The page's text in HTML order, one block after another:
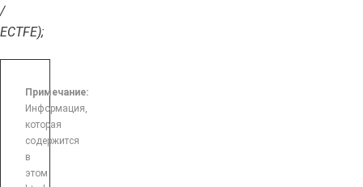
/
ECTFE);
Примечание:
Информация,
которая
содержится
в
этом